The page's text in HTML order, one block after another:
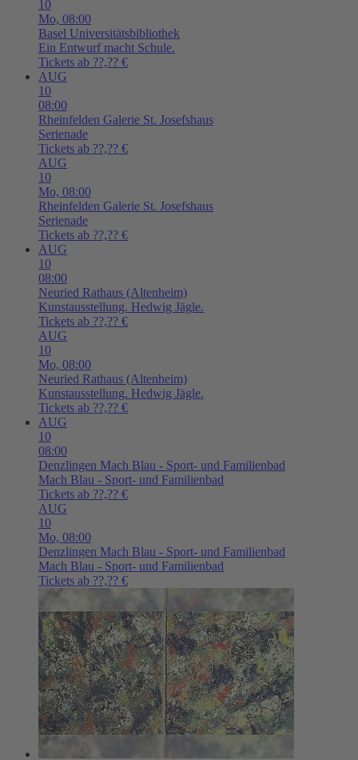
10
Mo, 08:00
Basel Universitätsbibliothek
Ein Entwurf macht Schule.
Tickets ab ??,?? €
AUG
10
08:00
Rheinfelden Galerie St. Josefshaus
Serienade
Tickets ab ??,?? €
AUG
10
Mo, 08:00
Rheinfelden Galerie St. Josefshaus
Serienade
Tickets ab ??,?? €
AUG
10
08:00
Neuried Rathaus (Altenheim)
Kunstausstellung. Hedwig Jägle.
Tickets ab ??,?? €
AUG
10
Mo, 08:00
Neuried Rathaus (Altenheim)
Kunstausstellung. Hedwig Jägle.
Tickets ab ??,?? €
AUG
10
08:00
Denzlingen Mach Blau - Sport- und Familienbad
Mach Blau - Sport- und Familienbad
Tickets ab ??,?? €
AUG
10
Mo, 08:00
Denzlingen Mach Blau - Sport- und Familienbad
Mach Blau - Sport- und Familienbad
Tickets ab ??,?? €